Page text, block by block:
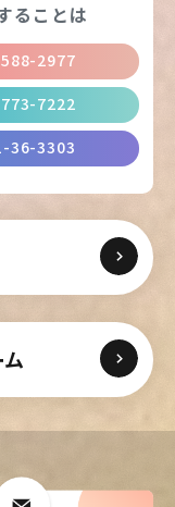
ることは
2977
7222
36-3303